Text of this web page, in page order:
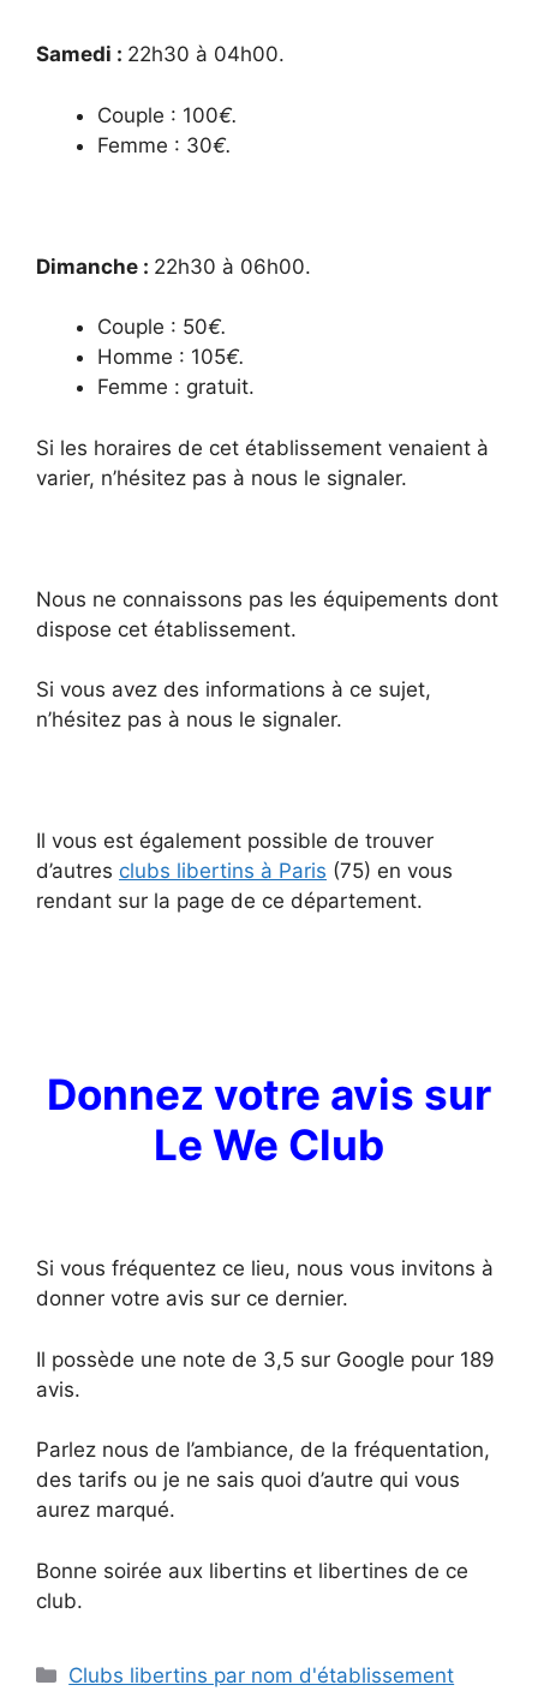
Samedi : 22h30 à 04h00.
Couple : 100€.
Femme : 30€.
Dimanche : 22h30 à 06h00.
Couple : 50€.
Homme : 105€.
Femme : gratuit.
Si les horaires de cet établissement venaient à
varier, n’hésitez pas à nous le signaler.
Nous ne connaissons pas les équipements dont
dispose cet établissement.
Si vous avez des informations à ce sujet,
n’hésitez pas à nous le signaler.
Il vous est également possible de trouver
d’autres clubs libertins à Paris (75) en vous
rendant sur la page de ce département.
Donnez votre avis sur
Le We Club
Si vous fréquentez ce lieu, nous vous invitons à
donner votre avis sur ce dernier.
Il possède une note de 3,5 sur Google pour 189
avis.
Parlez nous de l’ambiance, de la fréquentation,
des tarifs ou je ne sais quoi d’autre qui vous
aurez marqué.
Bonne soirée aux libertins et libertines de ce
club.
Catégories
Clubs libertins par nom d'établissement